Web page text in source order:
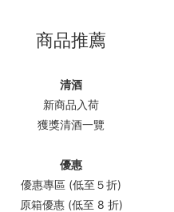
商品推薦
清酒
新商品入荷
獲獎清酒一覽
優惠
優惠專區 (低至５折)
原箱優惠 (低至 8 折)